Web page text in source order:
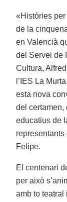
«Històries
de la
en Valencià
del Servei de
Cultura,
l’IES La
esta nova
del certamen,
educatius de
Felipe.
El centenari
per això
amb to teatral